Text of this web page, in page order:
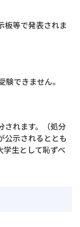
板等で発表されま
できません。
されます。（処分
公示されるととも
学生として恥ずべ